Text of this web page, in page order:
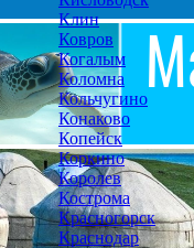
Клин
Ковров
Когалым
Коломна
Кольчугино
Конаково
Копейск
Коркино
Королев
Кострома
Красногорск
Краснодар